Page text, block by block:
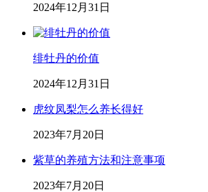
2024年12月31日
绯牡丹的价值
2024年12月31日
虎纹凤梨怎么养长得好
2023年7月20日
紫草的养殖方法和注意事项
2023年7月20日